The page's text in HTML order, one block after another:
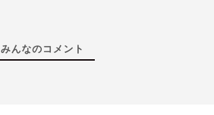
みんなのコメント